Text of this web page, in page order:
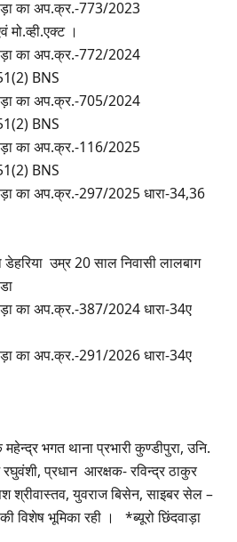
का अप.क्र.-773/2023
।
का अप.क्र.-772/2024
BNS
का अप.क्र.-705/2024
BNS
का अप.क्र.-116/2025
BNS
का अप.क्र.-297/2025 धारा-34,36
डेहरिया उम्र 20 साल निवासी लालबाग
का अप.क्र.-387/2024 धारा-34ए
का अप.क्र.-291/2026 धारा-34ए
भगत थाना प्रभारी कुण्डीपुरा, उनि.
प्रधान आरक्षक- रविन्द्र ठाकुर
श्रीवास्तव, युवराज बिसेन, साइबर सेल –
विशेष भूमिका रही । *ब्यूरो छिंदवाड़ा